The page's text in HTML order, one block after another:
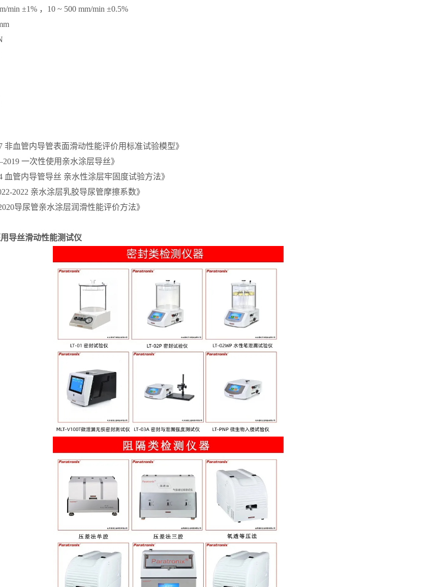
min ±1% ，10 ~ 500 mm/min ±0.5%
非血管内导管表面滑动性能评价用标准试验模型》
一次性使用亲水涂层导丝》
血管内导管导丝 亲水性涂层牢固度试验方法》
2022 亲水涂层乳胶导尿管摩擦系数》
导尿管亲水涂层润滑性能评价方法》
导丝滑动性能测试仪